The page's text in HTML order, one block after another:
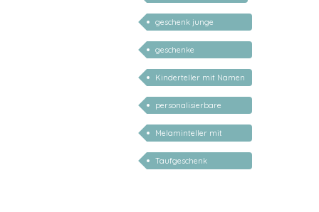
geschenk junge
mädchen
geschenke
personalisiert kinder
Kinderteller mit Namen
personalisiert
personalisierbare
geschenke zur geburt
Melaminteller mit
Namen
Taufgeschenk